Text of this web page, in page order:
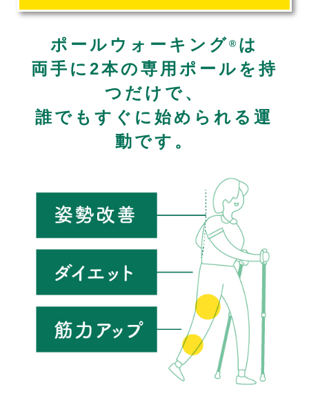
ポールウォーキング® は
両手に2本の専用ポールを持
つだけで、
誰でもすぐに始められる運
動です。